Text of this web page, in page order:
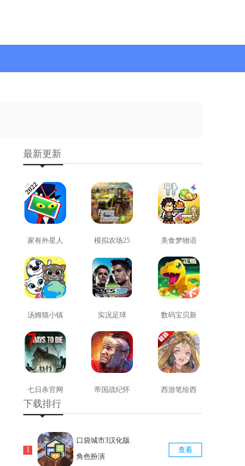
最新更新
家有外星人
免费版
查看
模拟农场25
免费版
查看
美食梦物语
正版
查看
汤姆猫小镇
免费版
查看
实况足球
2008安卓版
查看
数码宝贝新
世纪免费版
查看
七日杀官网
版
查看
帝国战纪怀
西游笔绘西
下载排行
口袋城市3汉化版
角色扮演
查看